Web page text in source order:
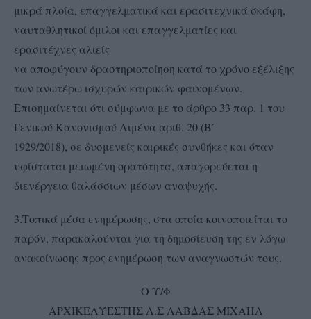
μικρά πλοία, επαγγελματικά και ερασιτεχνικά σκάφη,
ναυταθλητικοί όμιλοι και επαγγελματίες και
ερασιτέχνες αλιείς
να αποφύγουν δραστηριοποίηση κατά το χρόνο εξέλιξης
των ανωτέρω ισχυρών καιρικών φαινομένων.
Επισημαίνεται ότι σύμφωνα με το άρθρο 33 παρ. 1 του
Γενικού Κανονισμού Λιμένα αριθ. 20 (Β ́
1929/2018), σε δυσμενείς καιρικές συνθήκες και όταν
υφίσταται μειωμένη ορατότητα, απαγορεύεται η
διενέργεια θαλάσσιων μέσων αναψυχής.
3.Τοπικά μέσα ενημέρωσης, στα οποία κοινοποιείται το
παρόν, παρακαλούνται για τη δημοσίευση της εν λόγω
ανακοίνωσης προς ενημέρωση των αναγνωστών τους.
Ο Υ/Φ
ΑΡΧΙΚΕΛΥΕΣΤΗΣ Λ.Σ ΛΑΒΔΑΣ ΜΙΧΑΗΛ